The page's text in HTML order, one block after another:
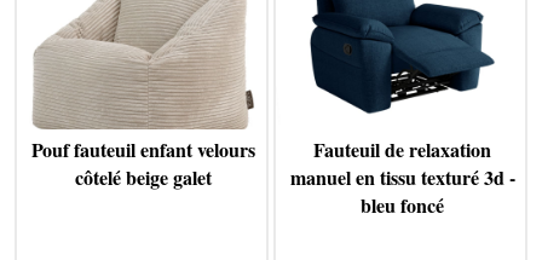
Pouf fauteuil enfant velours
côtelé beige galet
Fauteuil de relaxation
manuel en tissu texturé 3d -
bleu foncé